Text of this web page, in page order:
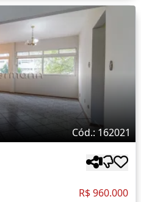
Cód.: 162021
R$ 960.000